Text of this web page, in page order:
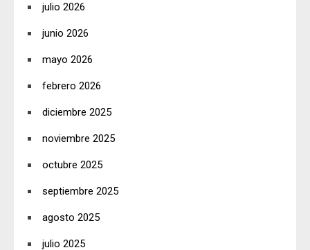
julio 2026
junio 2026
mayo 2026
febrero 2026
diciembre 2025
noviembre 2025
octubre 2025
septiembre 2025
agosto 2025
julio 2025